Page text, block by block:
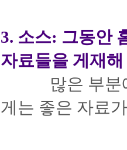
3. 소스: 그동안
자료들을 게재
많은 부분에
게는 좋은 자료